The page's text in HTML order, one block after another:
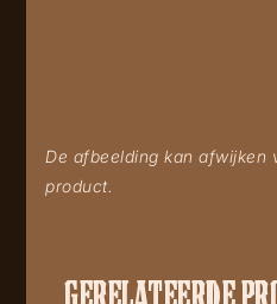
De afbeelding kan afwijken
product.
GERELATEERDE